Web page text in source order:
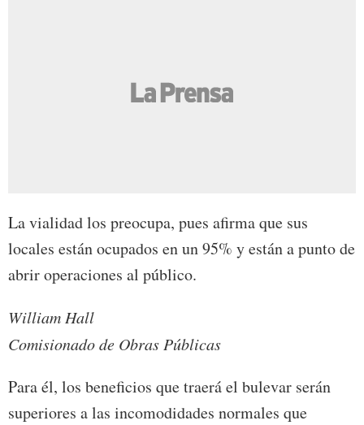
La vialidad los preocupa, pues afirma que sus
locales están ocupados en un 95% y están a punto de
abrir operaciones al público.
William Hall
Comisionado de Obras Públicas
Para él, los beneficios que traerá el bulevar serán
superiores a las incomodidades normales que